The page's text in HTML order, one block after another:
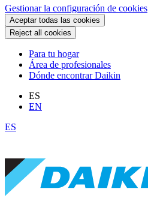
Gestionar la configuración de cookies
Aceptar todas las cookies
Reject all cookies
Para tu hogar
Área de profesionales
Dónde encontrar Daikin
ES
EN
ES